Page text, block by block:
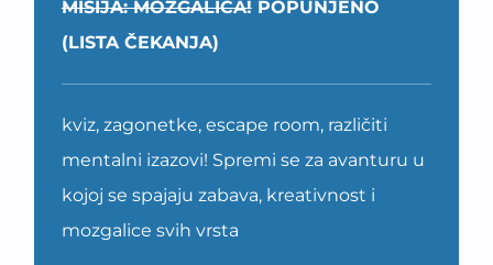
MISIJA: MOZGALICA!POPUNJENO
(LISTA ČEKANJA)
kviz, zagonetke, escape room, različiti
mentalni izazovi! Spremi se za avanturu u
kojoj se spajaju zabava, kreativnost i
mozgalice svih vrsta